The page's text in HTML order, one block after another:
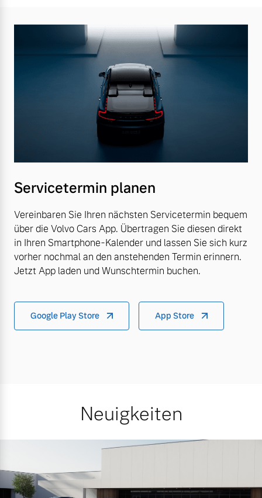
Servicetermin planen
Vereinbaren Sie Ihren nächsten Servicetermin bequem
über die Volvo Cars App. Übertragen Sie diesen direkt
in Ihren Smartphone-Kalender und lassen Sie sich kurz
vorher nochmal an den anstehenden Termin erinnern.
Jetzt App laden und Wunschtermin buchen.
Google Play Store App Store
Neuigkeiten